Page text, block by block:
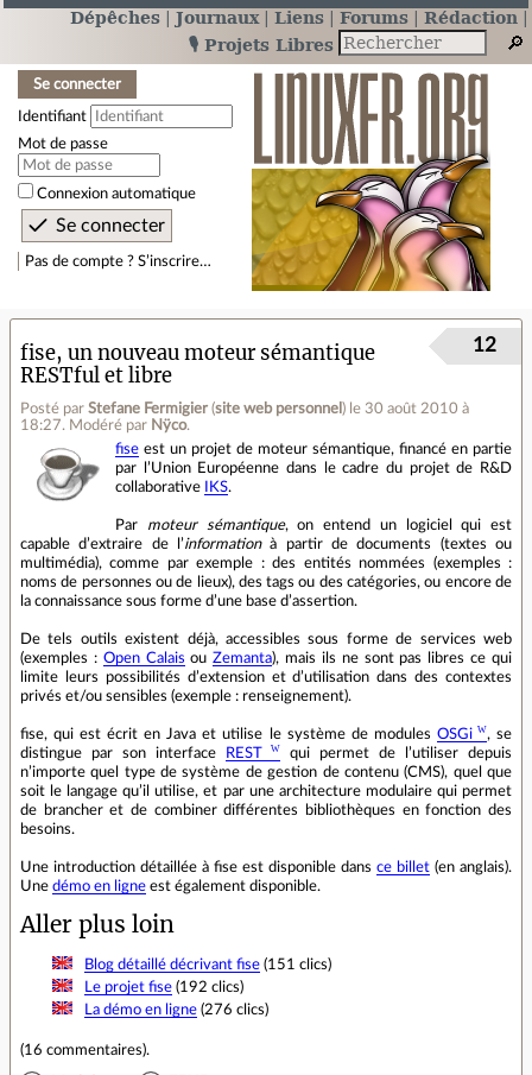
Dépêches Journaux Liens Forums
Rédaction
🎙️ Projets Libres
Se connecter
Identifiant
Mot de passe
Connexion automatique
Pas de compte ? S’inscrire…
fise, un nouveau moteur sémantique
RESTful et libre
Posté par Stefane Fermigier (site web personnel ) le 30 août 2010 à
18:27. Modéré par Nÿco.
12
fise est un projet de moteur sémantique, financé en partie
par l’Union Européenne dans le cadre du projet de R&D
collaborative
IKS.
Par moteur sémantique, on entend un logiciel qui est
capable d’extraire de l’informationà partir de documents (textes ou
multimédia), comme par exemple : des entités nommées (exemples :
noms de personnes ou de lieux), des tags ou des catégories, ou encore de
la connaissance sous forme d’une base d’assertion.
De tels outils existent déjà, accessibles sous forme de services web
(exemples : Open Calais ouZemanta), mais ils ne sont pas libres ce qui
limite leurs possibilités d’extension et d’utilisation dans des contextes
privés et/ou sensibles (exemple : renseignement).
fise, qui est écrit en Java et utilise le système de modules OSGi
, se
distingue par son interface
REST
qui permet de l’utiliser depuis
n’importe quel type de système de gestion de contenu (CMS), quel que
soit le langage qu’il utilise, et par une architecture modulaire qui permet
de brancher et de combiner différentes bibliothèques en fonction des
besoins.
Une introduction détaillée à fise est disponible dans ce billet (en anglais).
Une démo en ligne est également disponible.
Aller plus loin
Blog détaillé décrivant fise(151 clics)
Le projet fise(192 clics)
La démo en ligne(276 clics)
(16 commentaires).